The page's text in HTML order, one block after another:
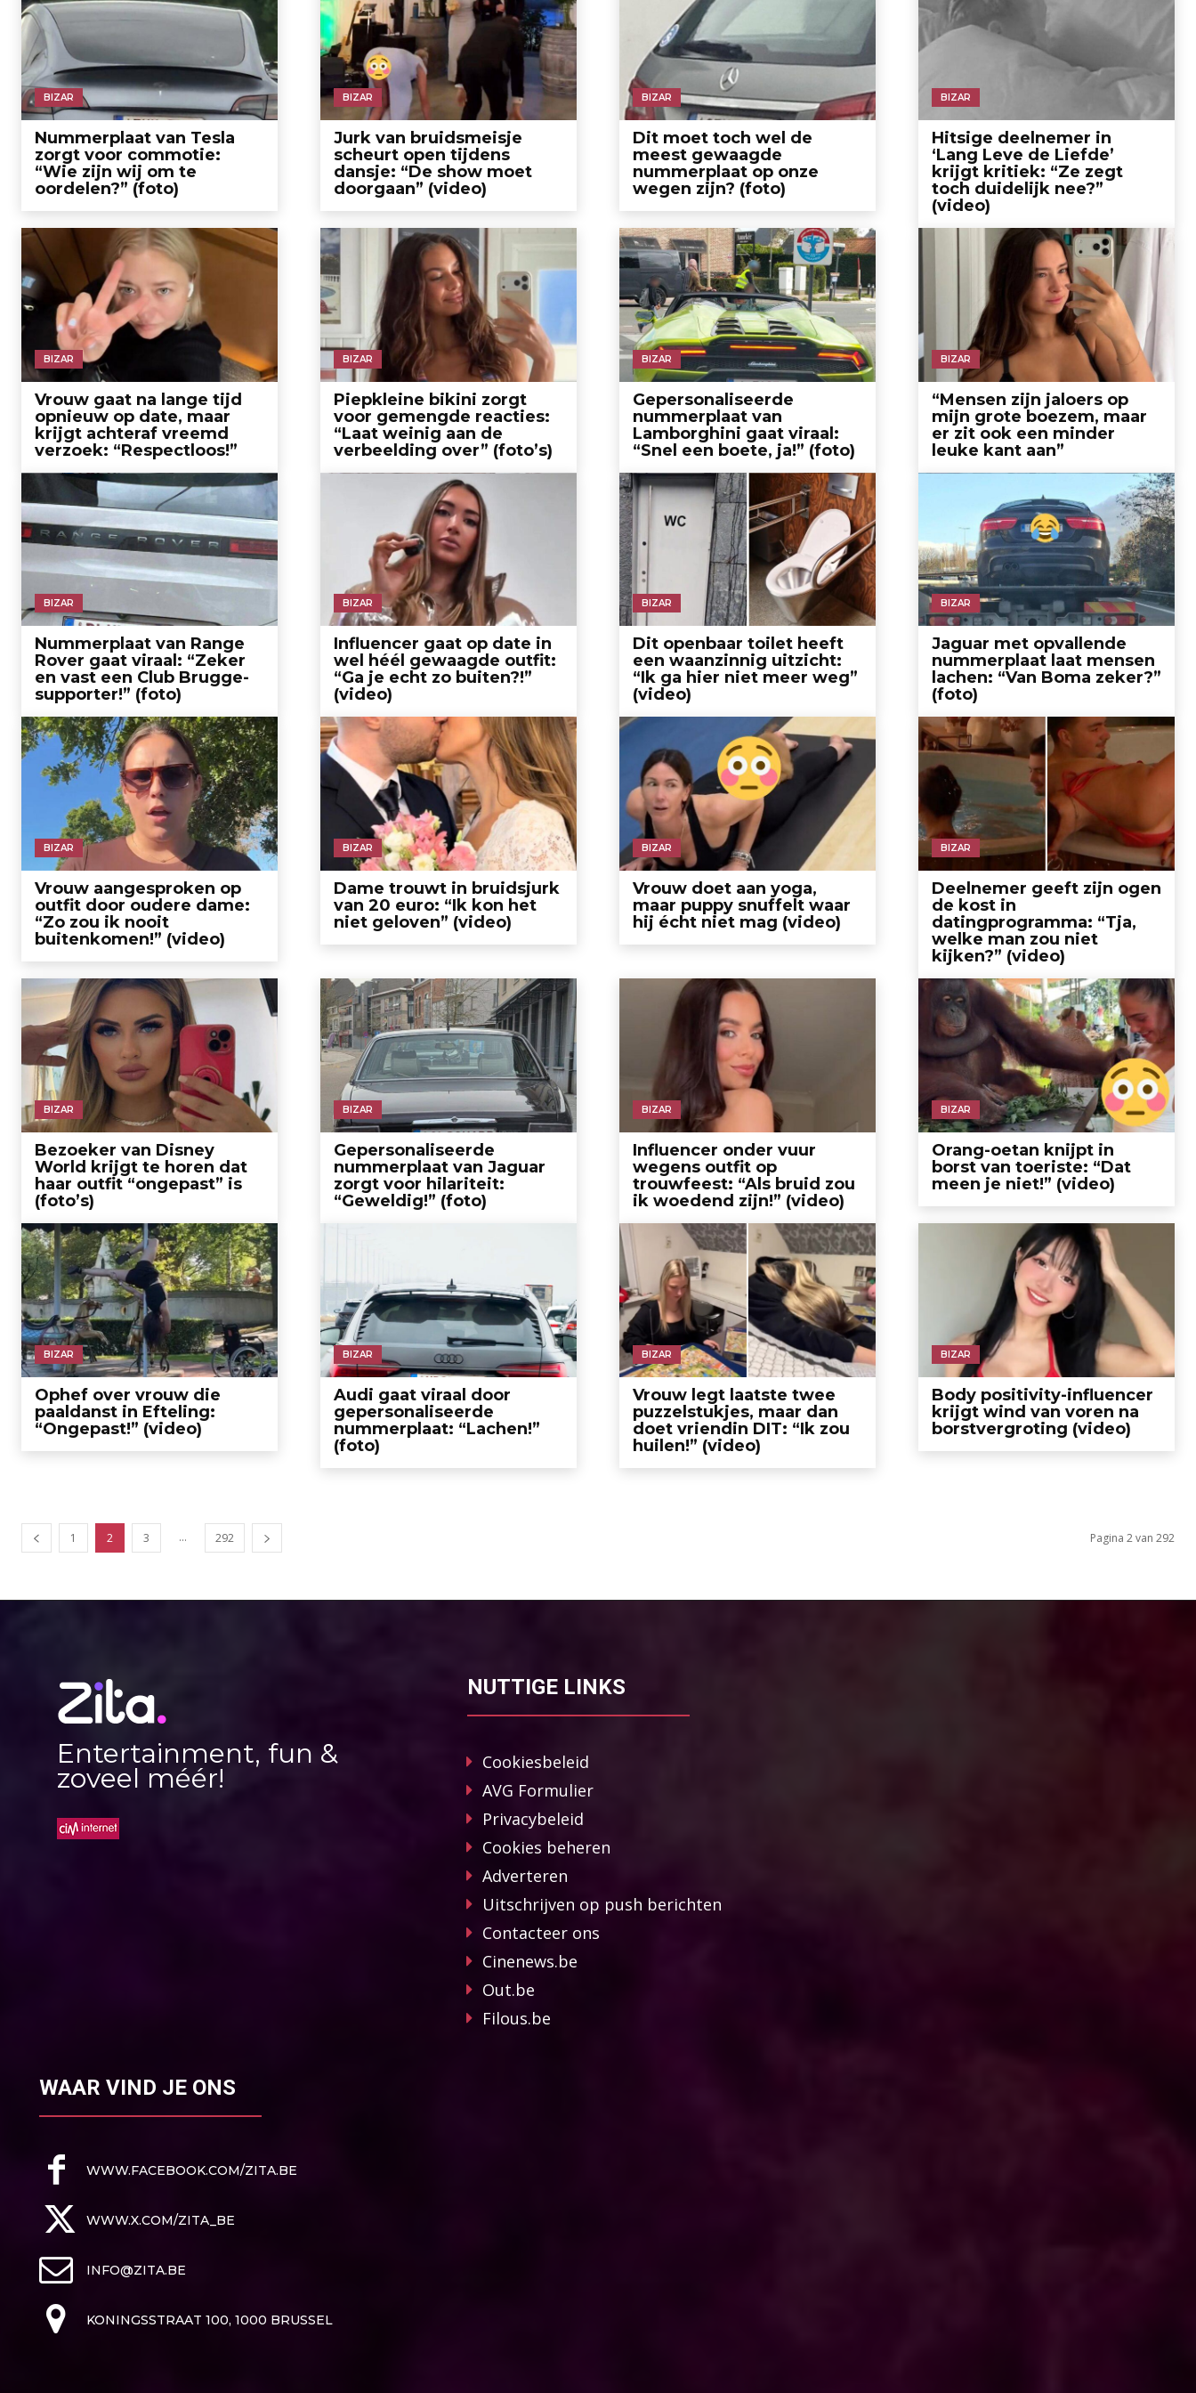
BIZAR
Nummerplaat van Tesla
zorgt voor commotie:
“Wie zijn wij om te
oordelen?” (foto)
BIZAR
Jurk van bruidsmeisje
scheurt open tijdens
dansje: “De show moet
doorgaan” (video)
BIZAR
Dit moet toch wel de
meest gewaagde
nummerplaat op onze
wegen zijn? (foto)
BIZAR
Hitsige deelnemer in
‘Lang Leve de Liefde’
krijgt kritiek: “Ze zegt
toch duidelijk nee?”
(video)
BIZAR
Vrouw gaat na lange tijd
opnieuw op date, maar
krijgt achteraf vreemd
verzoek: “Respectloos!”
BIZAR
Piepkleine bikini zorgt
voor gemengde reacties:
“Laat weinig aan de
verbeelding over” (foto’s)
BIZAR
Gepersonaliseerde
nummerplaat van
Lamborghini gaat viraal:
“Snel een boete, ja!” (foto)
BIZAR
“Mensen zijn jaloers op
mijn grote boezem, maar
er zit ook een minder
leuke kant aan”
BIZAR
Nummerplaat van Range
Rover gaat viraal: “Zeker
en vast een Club Brugge-
supporter!” (foto)
BIZAR
Influencer gaat op date in
wel héél gewaagde outfit:
“Ga je echt zo buiten?!”
(video)
BIZAR
Dit openbaar toilet heeft
een waanzinnig uitzicht:
“Ik ga hier niet meer weg”
(video)
BIZAR
Jaguar met opvallende
nummerplaat laat mensen
lachen: “Van Boma zeker?”
(foto)
BIZAR
Vrouw aangesproken op
outfit door oudere dame:
“Zo zou ik nooit
buitenkomen!” (video)
BIZAR
Dame trouwt in bruidsjurk
van 20 euro: “Ik kon het
niet geloven” (video)
BIZAR
Vrouw doet aan yoga,
maar puppy snuffelt waar
hij écht niet mag (video)
BIZAR
Deelnemer geeft zijn ogen
de kost in
datingprogramma: “Tja,
welke man zou niet
kijken?” (video)
BIZAR
Bezoeker van Disney
World krijgt te horen dat
haar outfit “ongepast” is
(foto’s)
BIZAR
Gepersonaliseerde
nummerplaat van Jaguar
zorgt voor hilariteit:
“Geweldig!” (foto)
BIZAR
Influencer onder vuur
wegens outfit op
trouwfeest: “Als bruid zou
ik woedend zijn!” (video)
BIZAR
Orang-oetan knijpt in
borst van toeriste: “Dat
meen je niet!” (video)
BIZAR
Ophef over vrouw die
paaldanst in Efteling:
“Ongepast!” (video)
BIZAR
Audi gaat viraal door
gepersonaliseerde
nummerplaat: “Lachen!”
(foto)
BIZAR
Vrouw legt laatste twee
puzzelstukjes, maar dan
doet vriendin DIT: “Ik zou
huilen!” (video)
BIZAR
Body positivity-influencer
krijgt wind van voren na
borstvergroting (video)
1 2 3 ... 292 Pagina 2 van 292
Entertainment, fun &
zoveel méér!
NUTTIGE LINKS
Cookiesbeleid
AVG Formulier
Privacybeleid
Cookies beheren
Adverteren
Uitschrijven op push berichten
Contacteer ons
Cinenews.be
Out.be
Filous.be
WAAR VIND JE ONS
WWW.FACEBOOK.COM/ZITA.BE
WWW.X.COM/ZITA_BE
INFO@ZITA.BE
KONINGSSTRAAT 100, 1000 BRUSSEL